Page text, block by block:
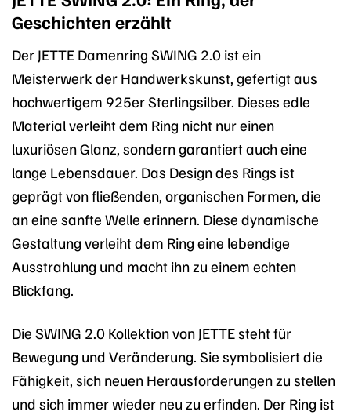
Geschichten erzählt
Der JETTE Damenring SWING 2.0 ist ein
Meisterwerk der Handwerkskunst, gefertigt aus
hochwertigem 925er Sterlingsilber. Dieses edle
Material verleiht dem Ring nicht nur einen
luxuriösen Glanz, sondern garantiert auch eine
lange Lebensdauer. Das Design des Rings ist
geprägt von fließenden, organischen Formen, die
an eine sanfte Welle erinnern. Diese dynamische
Gestaltung verleiht dem Ring eine lebendige
Ausstrahlung und macht ihn zu einem echten
Blickfang.
Die SWING 2.0 Kollektion von JETTE steht für
Bewegung und Veränderung. Sie symbolisiert die
Fähigkeit, sich neuen Herausforderungen zu stellen
und sich immer wieder neu zu erfinden. Der Ring ist